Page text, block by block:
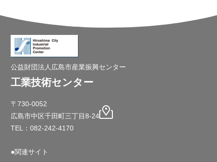
公益財団法人広島市産業振興センター
工業技術センター
〒730-0052
広島市中区千田町三丁目8-24
TEL：082-242-4170
●関連サイト